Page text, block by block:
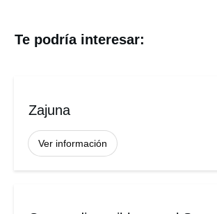
Te podría interesar:
Zajuna
Ver información